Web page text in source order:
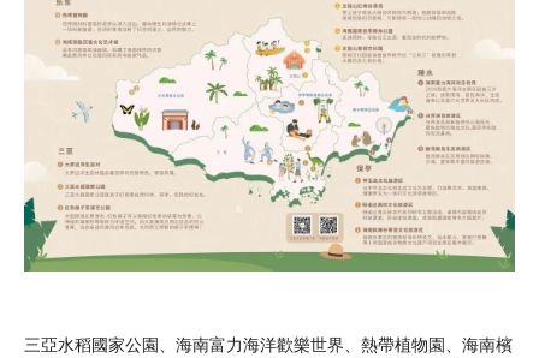
三亞水稻國家公園、海南富力海洋歡樂世界、熱帶植物園、海南檳